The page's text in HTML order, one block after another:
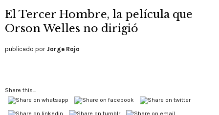
El Tercer Hombre, la película que
Orson Welles no dirigió
publicado por Jorge Rojo
Share this...